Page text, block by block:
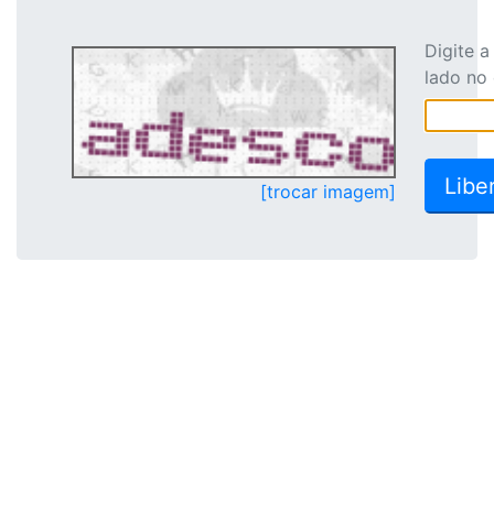
[trocar imagem]
Digite
lado no